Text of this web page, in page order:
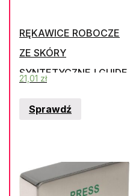
RĘKAWICE ROBOCZE
ZE SKÓRY
SYNTETYCZNEJ GUIDE
21,01 zł
Sprawdź